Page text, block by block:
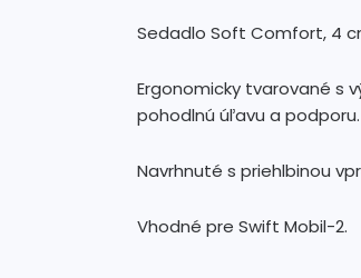
Sedadlo Soft Comfort, 4
Ergonomicky tvarované s
pohodlnú úľavu a podporu.
Navrhnuté s priehlbinou
Vhodné pre Swift Mobil-2.